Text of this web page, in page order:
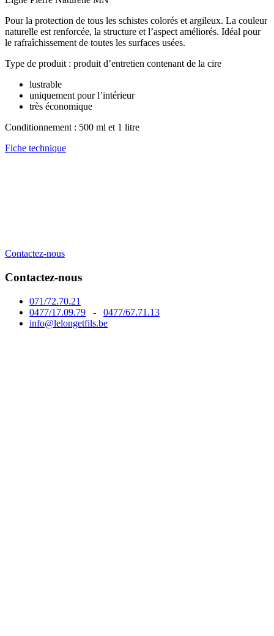
Pour la protection de tous les schistes colorés et argileux. La couleur
naturelle est renforcée, la structure et l’aspect améliorés. Idéal pour
le rafraîchissement de toutes les surfaces usées.
Type de produit : produit d’entretien contenant de la cire
lustrable
uniquement pour l’intérieur
très économique
Conditionnement : 500 ml et 1 litre
Fiche technique
Contactez-nous
Contactez-nous
071/72.70.21
0477/17.09.79 - 0477/67.71.13
info@lelongetfils.be